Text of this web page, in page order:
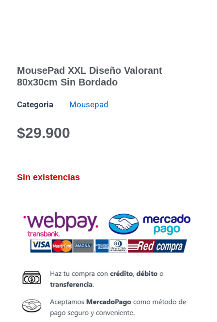
MousePad XXL Diseño Valorant
80x30cm Sin Bordado
Categoria Mousepad
$29.900
Sin existencias